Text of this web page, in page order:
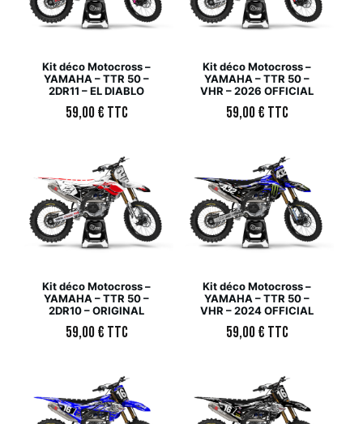
Kit déco Motocross –
YAMAHA – TTR 50 –
2DR11 – EL DIABLO
59,00€ TTC
Kit déco Motocross –
YAMAHA – TTR 50 –
VHR – 2026 OFFICIAL
59,00€ TTC
Kit déco Motocross –
YAMAHA – TTR 50 –
2DR10 – ORIGINAL
59,00€ TTC
Kit déco Motocross –
YAMAHA – TTR 50 –
VHR – 2024 OFFICIAL
59,00€ TTC